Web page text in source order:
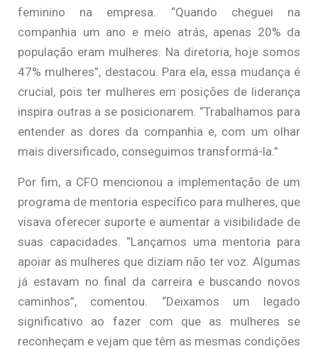
feminino na empresa. “Quando cheguei na
companhia um ano e meio atrás, apenas 20% da
população eram mulheres. Na diretoria, hoje somos
47% mulheres”, destacou. Para ela, essa mudança é
crucial, pois ter mulheres em posições de liderança
inspira outras a se posicionarem. “Trabalhamos para
entender as dores da companhia e, com um olhar
mais diversificado, conseguimos transformá-la.”
Por fim, a CFO mencionou a implementação de um
programa de mentoria específico para mulheres, que
visava oferecer suporte e aumentar a visibilidade de
suas capacidades. “Lançamos uma mentoria para
apoiar as mulheres que diziam não ter voz. Algumas
já estavam no final da carreira e buscando novos
caminhos”, comentou. “Deixamos um legado
significativo ao fazer com que as mulheres se
reconheçam e vejam que têm as mesmas condições